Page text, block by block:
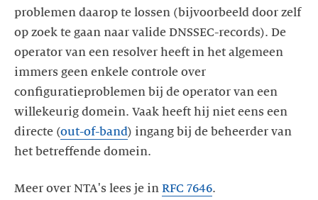
problemen daarop te lossen (bijvoorbeeld door zelf
op zoek te gaan naar valide DNSSEC-records). De
operator van een resolver heeft in het algemeen
immers geen enkele controle over
configuratieproblemen bij de operator van een
willekeurig domein. Vaak heeft hij niet eens een
directe (out-of-band) ingang bij de beheerder van
het betreffende domein.
Meer over NTA's lees je in RFC 7646.